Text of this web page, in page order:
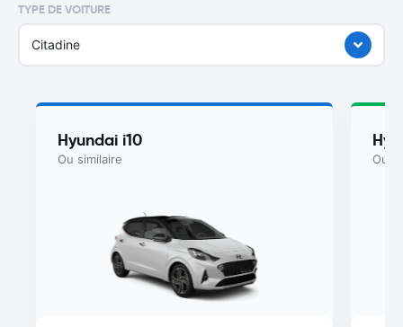
TYPE DE VOITURE
Citadine
Hyundai i10
Ou similaire Ou